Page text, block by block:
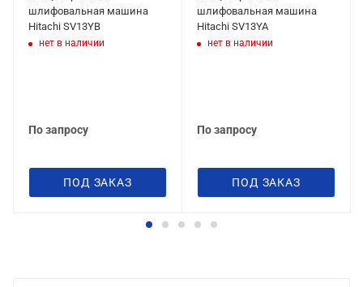
шлифовальная машина
Hitachi SV13YB
нет в наличии
По запросу
ПОД ЗАКАЗ
шлифовальная машина
Hitachi SV13YA
нет в наличии
По запросу
ПОД ЗАКАЗ